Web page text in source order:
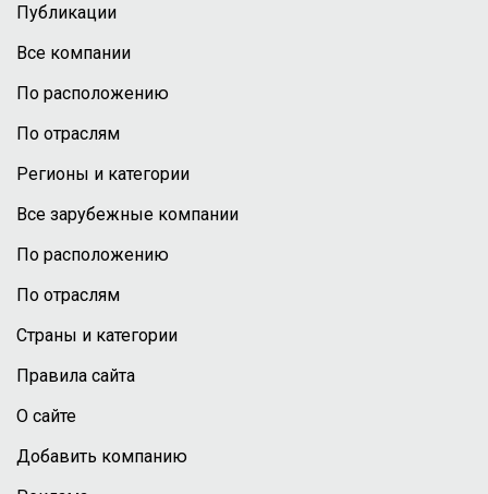
Публикации
Все компании
По расположению
По отраслям
Регионы и категории
Все зарубежные компании
По расположению
По отраслям
Страны и категории
Правила сайта
О сайте
Добавить компанию